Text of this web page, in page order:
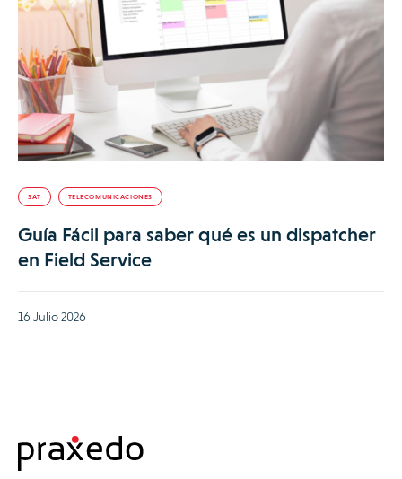
SAT TELECOMUNICACIONES
Guía Fácil para saber qué es un dispatcher
en Field Service
16 Julio 2026